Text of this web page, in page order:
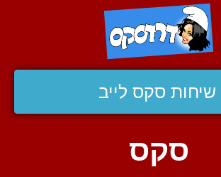
שיחות סקס לייב
סקס